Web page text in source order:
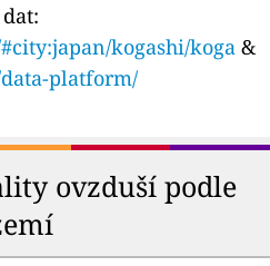
dat:
kogashi/koga &
platform/
ovzduší podle